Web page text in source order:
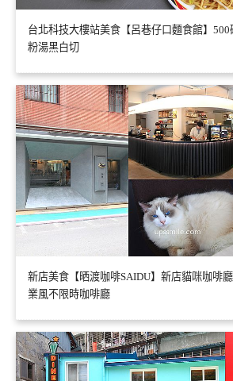
台北科技大樓站美食【呂巷仔口麵食館】
粉湯黑白切
新店美食【晒渡咖啡SAIDU】新店貓咪咖啡
業風不限時咖啡廳